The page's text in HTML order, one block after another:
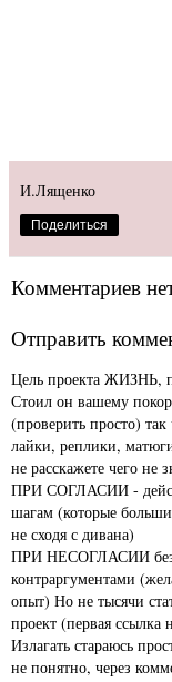
И.Лященко
Поделиться
Комментариев
Отправить
Цель проекта ЖИЗНЬ,
Стоил он вашему
(проверить просто) так
лайки, реплики,
не расскажете чего не
ПРИ СОГЛАСИИ -
шагам (которые
не сходя с дивана)
ПРИ НЕСОГЛАСИИ без
контраргументами
опыт) Но не тысячи
проект (первая ссылка
Излагать стараюсь
не понятно, через